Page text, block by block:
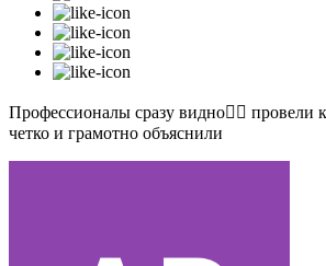
Профессионалы сразу видно👍🏻 провели
четко и грамотно объяснили